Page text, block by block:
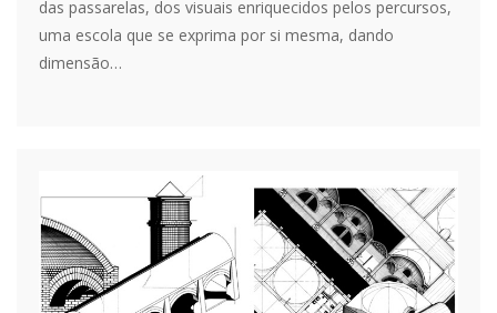
das passarelas, dos visuais enriquecidos pelos percursos,
uma escola que se exprima por si mesma, dando
dimensão…